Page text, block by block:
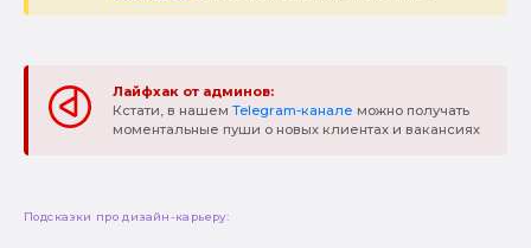
Лайфхак от админов:
Кстати, в нашем Telegram-канале можно получать
моментальные пуши о новых клиентах и вакансиях
Подсказки про дизайн-карьеру: